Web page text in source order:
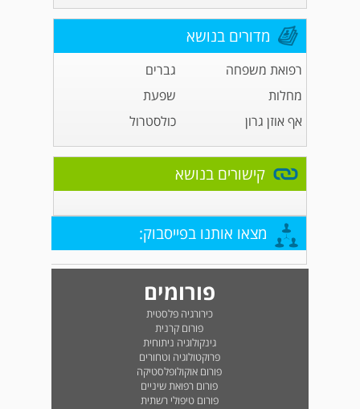
מדורים בנושא
רפואת משפחה
גברים
מחלות
שפעת
אף אוזן גרון
כולסטרול
קישורים בנושא
מצאו אותנו בפייסבוק:
פורומים
כירורגיה פלסטית
פורום קרנית
גינקולוגיה ניתוחית
פרוקטולוגיה וטחורים
פורום אוקולופלסטיקה
פורום רפואת שיניים
פורום טיפולי רשתית